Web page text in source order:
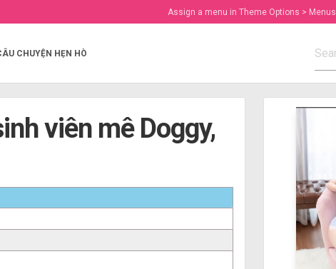
Assign a menu in Theme Options > Menus
CHUYỆN HẸN HÒ
viên mê Doggy,